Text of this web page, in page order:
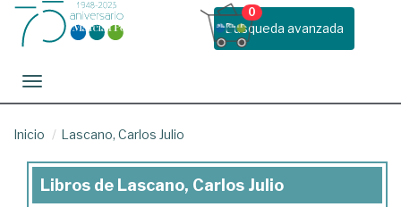
Busqueda avanzada
0
Toggle navigation
Inicio Lascano, Carlos Julio
Libros
Libros de Lascano, Carlos Julio